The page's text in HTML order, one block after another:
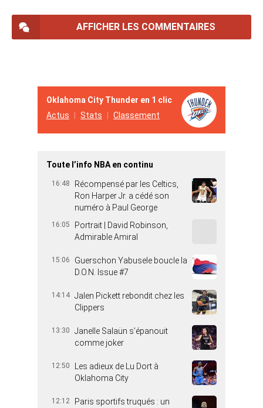
AFFICHER LES COMMENTAIRES
Oklahoma City Thunder en 1 clic
Actus
Stats Classement
Toute l’info NBA en continu
16:48
Récompensé par les Celtics,
Ron Harper Jr. a cédé son
numéro à Paul George
16:05
Portrait | David Robinson,
Admirable Amiral
15:06
Guerschon Yabusele boucle la
D.O.N. Issue #7
14:14 Jalen Pickett rebondit chez les
Clippers
13:30
Janelle Salaün s’épanouit
comme joker
12:50
Les adieux de Lu Dort à
Oklahoma City
12:12
Paris sportifs truqués : un